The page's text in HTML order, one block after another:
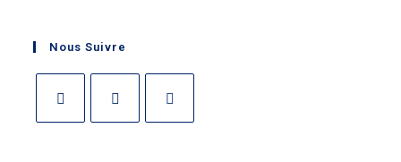
Nous Suivre